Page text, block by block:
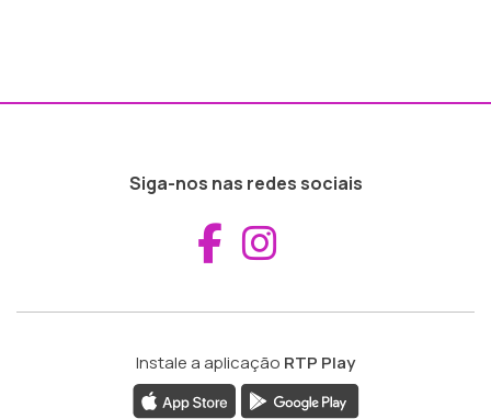
Siga-nos nas redes sociais
Aceder ao
Instale a aplicação RTP Play